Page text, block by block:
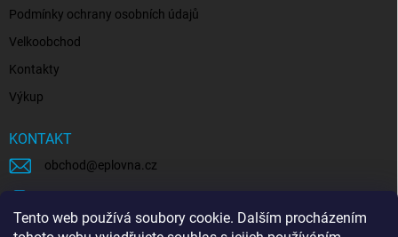
Tento web používá soubory cookie. Dalším procházením
Podmínky ochrany osobních údajů
Velkoobchod
Kontakty
Výkup
KONTAKT
obchod @eplovna.cz